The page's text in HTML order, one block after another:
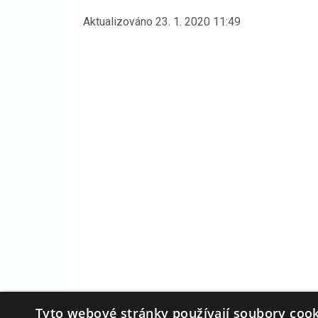
Aktualizováno 23. 1. 2020 11:49
Tyto webové stránky používají soubory